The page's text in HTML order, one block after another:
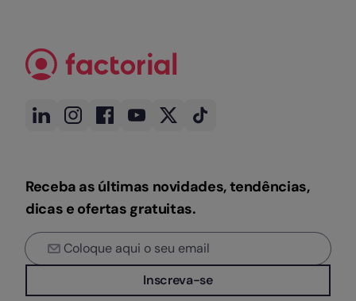
Receba as últimas novidades, tendências,
dicas e ofertas gratuitas.
Inscreva-se